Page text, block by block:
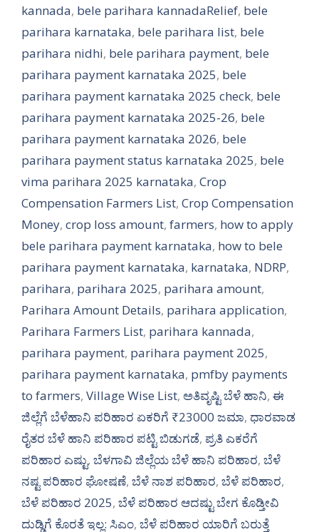
kannada, bele parihara kannadaRelief, bele
parihara karnataka, bele parihara list, bele
parihara nidhi, bele parihara payment, bele
parihara payment karnataka 2025, bele
parihara payment karnataka 2025 check, bele
parihara payment karnataka 2025-26, bele
parihara payment karnataka 2026, bele
parihara payment status karnataka 2025, bele
vima parihara 2025 karnataka, Crop
Compensation Farmers List, Crop Compensation
Money, crop loss amount, farmers, how to apply
bele parihara payment karnataka, how to bele
parihara payment karnataka, karnataka, NDRP,
parihara, parihara 2025, parihara amount,
Parihara Amount Details, parihara application,
Parihara Farmers List, parihara kannada,
parihara payment, parihara payment 2025,
parihara payment karnataka, pmfby payments
to farmers, Village Wise List, ಅತಿವೃಷ್ಟಿ ಬೆಳೆ ಹಾನಿ, ಈ
ಜಿಲ್ಲೆಗೆ ಬೆಳೆಹಾನಿ ಪರಿಹಾರ ಏಕರಿಗೆ ₹23000 ಜಮಾ, ಧಾರವಾಡ
ರೈತರ ಬೆಳೆ ಹಾನಿ ಪರಿಹಾರ ಪಟ್ಟಿ ಬಿಡುಗಡೆ, ಪ್ರತಿ ಎಕರೆಗೆ
ಪರಿಹಾರ ಎಷ್ಟು, ಬೆಳಗಾವಿ ಜಿಲ್ಲೆಯ ಬೆಳೆ ಹಾನಿ ಪರಿಹಾರ, ಬೆಳೆ
ನಷ್ಟ ಪರಿಹಾರ ಘೋಷಣೆ, ಬೆಳೆ ನಾಶ ಪರಿಹಾರ, ಬೆಳೆ ಪರಿಹಾರ,
ಬೆಳೆ ಪರಿಹಾರ 2025, ಬೆಳೆ ಪರಿಹಾರ ಆದಷ್ಟು ಬೇಗ ಕೊಡ್ತೀವಿ
ದುಡ್ಡಿಗೆ ಕೊರತೆ ಇಲ್ಲ: ಸಿಎಂ, ಬೆಳೆ ಪರಿಹಾರ ಯಾರಿಗೆ ಬರುತ್ತೆ